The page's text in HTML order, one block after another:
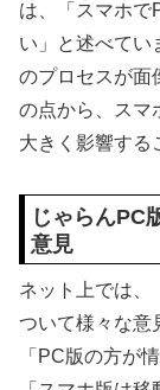
は、「スマホで
い」と述べてい
のプロセスが面
の点から、スマ
大きく影響する
じゃらんPC
意見
ネット上では、
ついて様々な意
「PC版の方が